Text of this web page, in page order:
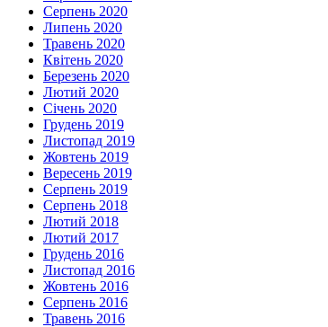
Серпень 2020
Липень 2020
Травень 2020
Квітень 2020
Березень 2020
Лютий 2020
Січень 2020
Грудень 2019
Листопад 2019
Жовтень 2019
Вересень 2019
Серпень 2019
Серпень 2018
Лютий 2018
Лютий 2017
Грудень 2016
Листопад 2016
Жовтень 2016
Серпень 2016
Травень 2016